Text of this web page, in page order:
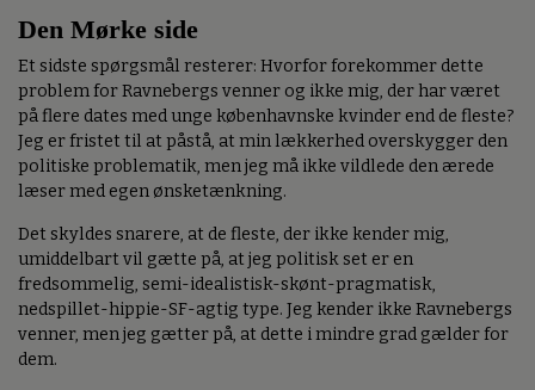
Den Mørke side
Et sidste spørgsmål resterer: Hvorfor forekommer dette
problem for Ravnebergs venner og ikke mig, der har været
på flere dates med unge københavnske kvinder end de fleste?
Jeg er fristet til at påstå, at min lækkerhed overskygger den
politiske problematik, men jeg må ikke vildlede den ærede
læser med egen ønsketænkning.
Det skyldes snarere, at de fleste, der ikke kender mig,
umiddelbart vil gætte på, at jeg politisk set er en
fredsommelig, semi-idealistisk-skønt-pragmatisk,
nedspillet-hippie-SF-agtig type. Jeg kender ikke Ravnebergs
venner, men jeg gætter på, at dette i mindre grad gælder for
dem.